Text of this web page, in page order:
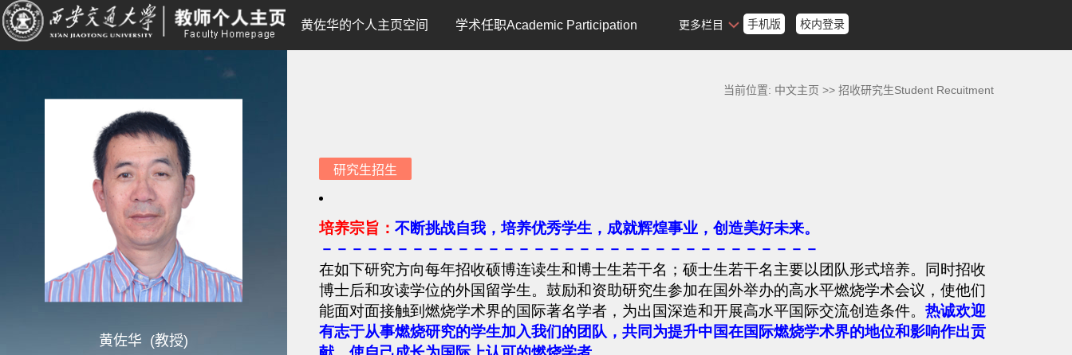
黄佐华 (教授)
黄佐华的个人主页空间 学术任职Academic Participation 更多栏目 手机版 校内登录
当前位置: 中文主页 >>招收研究生Student Recuitment
研究生招生